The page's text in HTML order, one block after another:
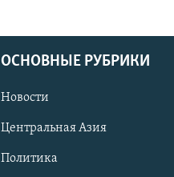
ОСНОВНЫЕ РУБРИКИ
Новости
Центральная Азия
Политика